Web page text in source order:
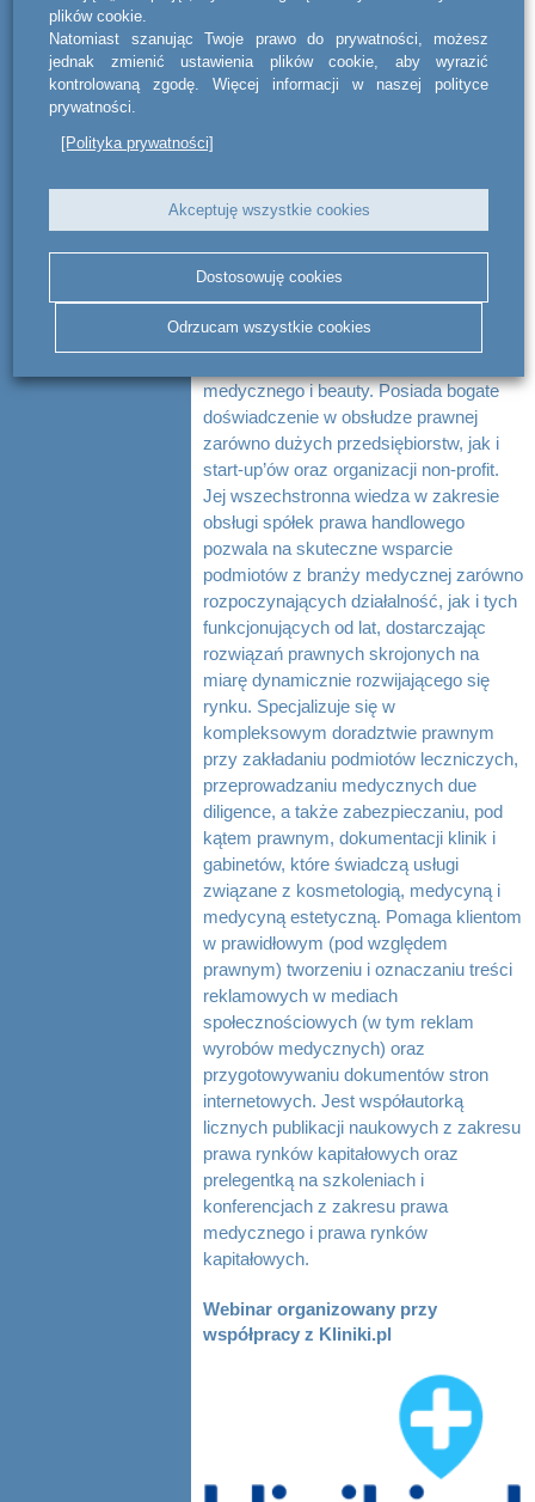
ekspertem w dziedzinie prawa rynku
medycznego i beauty. Posiada bogate
doświadczenie w obsłudze prawnej
zarówno dużych przedsiębiorstw, jak i
start-up’ów oraz organizacji non-profit.
Jej wszechstronna wiedza w zakresie
obsługi spółek prawa handlowego
pozwala na skuteczne wsparcie
podmiotów z branży medycznej zarówno
rozpoczynających działalność, jak i tych
funkcjonujących od lat, dostarczając
rozwiązań prawnych skrojonych na
miarę dynamicznie rozwijającego się
rynku. Specjalizuje się w
kompleksowym doradztwie prawnym
przy zakładaniu podmiotów leczniczych,
przeprowadzaniu medycznych due
diligence, a także zabezpieczaniu, pod
kątem prawnym, dokumentacji klinik i
gabinetów, które świadczą usługi
związane z kosmetologią, medycyną i
medycyną estetyczną. Pomaga klientom
w prawidłowym (pod względem
prawnym) tworzeniu i oznaczaniu treści
reklamowych w mediach
społecznościowych (w tym reklam
wyrobów medycznych) oraz
przygotowywaniu dokumentów stron
internetowych. Jest współautorką
licznych publikacji naukowych z zakresu
prawa rynków kapitałowych oraz
prelegentką na szkoleniach i
konferencjach z zakresu prawa
medycznego i prawa rynków
kapitałowych.
Webinar organizowany przy
współpracy z Kliniki.pl
plików cookie.
Natomiast szanując Twoje prawo do prywatności, możesz
jednak zmienić ustawienia plików cookie, aby wyrazić
kontrolowaną zgodę. Więcej informacji w naszej polityce
prywatności.
[Polityka prywatności]
Akceptuję wszystkie cookies
Dostosowuję cookies
Odrzucam wszystkie cookies